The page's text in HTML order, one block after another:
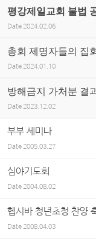
평강제일교회 불법
Date 2024.02.06
총회 제명자들의 집
Date 2024.01.10
방해금지 가처분 결
Date 2023.12.02
부부 세미나
Date2005.03.27
심야기도회
Date2004.08.02
헵시바 청년초청 찬양
Date2008.04.03